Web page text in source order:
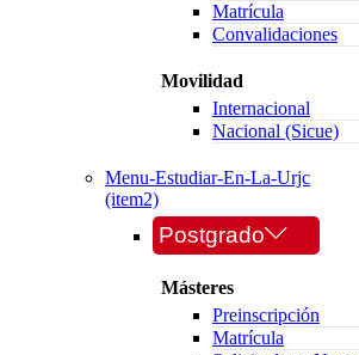
Matrícula
Convalidaciones
Movilidad
Internacional
Nacional (Sicue)
Menu-Estudiar-En-La-Urjc
(item2)
Postgrado
Másteres
Preinscripción
Matrícula